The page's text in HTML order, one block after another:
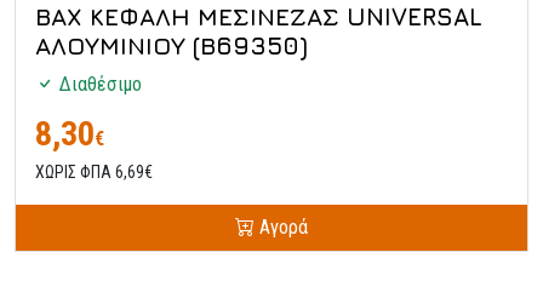
ΒΑΧ ΚΕΦΑΛΗ ΜΕΣΙΝΕΖΑΣ UNIVERSAL
ΑΛΟΥΜΙΝΙΟΥ (Β69350)
Διαθέσιμο
8,30€
ΧΩΡΙΣ ΦΠΑ 6,69€
Αγορά